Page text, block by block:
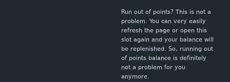
Run out of points? This is not a
problem. You can very easily
refresh the page or open this
slot again and your balance will
be replenished. So, running out
of points balance is definitely
not a problem for you
anymore.